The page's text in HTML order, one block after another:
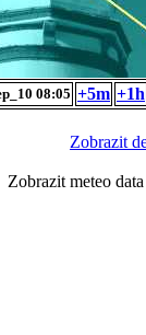
08:05 +5m +1h
Zobrazit
Zobrazit meteo data